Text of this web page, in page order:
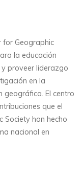
for Geographic
la educación
proveer liderazgo
en la
geográfica. El centro
que el
Society han hecho
nacional en